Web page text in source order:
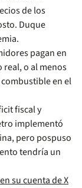
de los
Duque
pagan en
real, o al menos
en el
fiscal y
implementó
pero pospuso
tendría un
su cuenta de X